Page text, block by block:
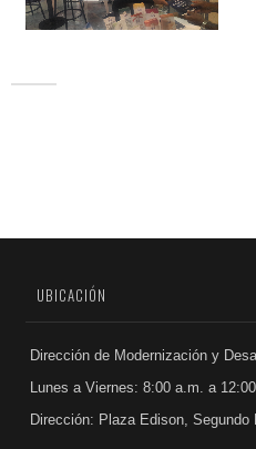
UBICACIÓN
Dirección de Modernización y
Lunes a Viernes: 8:00 a.m. a
Dirección: Plaza Edison, Segundo